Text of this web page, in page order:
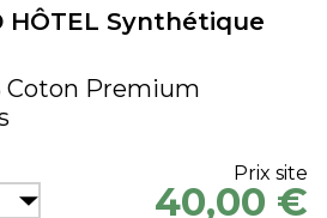
HÔTEL Synthétique
Coton Premium
Prix site
40,00 €